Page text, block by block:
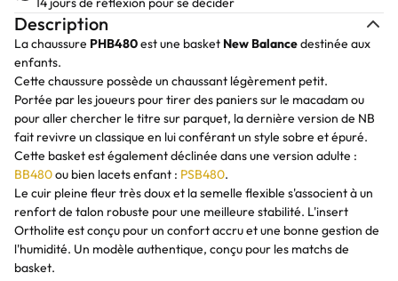
Description
La chaussure PHB480est une basket New Balancedestinée aux
enfants.
Cette chaussure possède un chaussant légèrement petit.
Portée par les joueurs pour tirer des paniers sur le macadam ou
pour aller chercher le titre sur parquet, la dernière version de NB
fait revivre un classique en lui conférant un style sobre et épuré.
Cette basket est également déclinée dans une version adulte :
BB480ou bien lacets enfant : PSB480.
Le cuir pleine fleur très doux et la semelle flexible s'associent à un
renfort de talon robuste pour une meilleure stabilité. L'insert
Ortholite est conçu pour un confort accru et une bonne gestion de
l'humidité. Un modèle authentique, conçu pour les matchs de
basket.